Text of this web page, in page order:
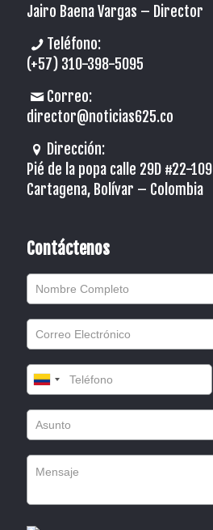
Jairo Baena Vargas – Director
Teléfono:
(+57) 310-398-5095
Correo:
director@noticias625.co
Dirección:
Pié de la popa calle 29D #22-109
Cartagena, Bolívar – Colombia
Contáctenos